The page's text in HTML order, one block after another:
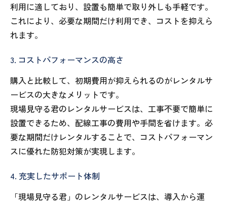
利用に適しており、設置も簡単で取り外しも手軽です。
これにより、必要な期間だけ利用でき、コストを抑えら
れます。
3. コストパフォーマンスの高さ
購入と比較して、初期費用が抑えられるのがレンタルサ
ービスの大きなメリットです。
現場見守る君のレンタルサービスは、工事不要で簡単に
設置できるため、配線工事の費用や手間を省けます。必
要な期間だけレンタルすることで、コストパフォーマン
スに優れた防犯対策が実現します。
4. 充実したサポート体制
「現場見守る君」のレンタルサービスは、導入から運